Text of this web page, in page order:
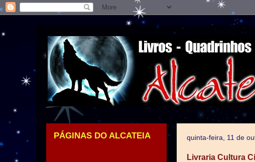
quinta-feira, 11 de
Livraria Cultura
PÁGINAS DO ALCATEIA